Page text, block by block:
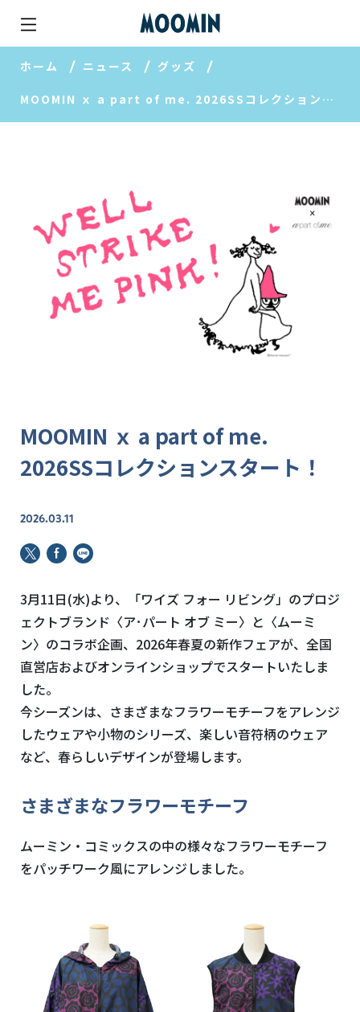
ホーム ニュース グッズ
MOOMIN ｘ a part of me. 2026SSコレクションスタート！
MOOMIN ｘ a part of me.
2026SSコレクションスタート！
2026.03.11
3月11日(水)より、「ワイズ フォー リビング」のプロジ
ェクトブランド〈ア･パート オブ ミー〉と〈ムーミ
ン〉のコラボ企画、2026年春夏の新作フェアが、全国
直営店およびオンラインショップでスタートいたしま
した。
今シーズンは、さまざまなフラワーモチーフをアレンジ
したウェアや小物のシリーズ、楽しい音符柄のウェア
など、春らしいデザインが登場します。
さまざまなフラワーモチーフ
ムーミン・コミックスの中の様々なフラワーモチーフ
をパッチワーク風にアレンジしました。